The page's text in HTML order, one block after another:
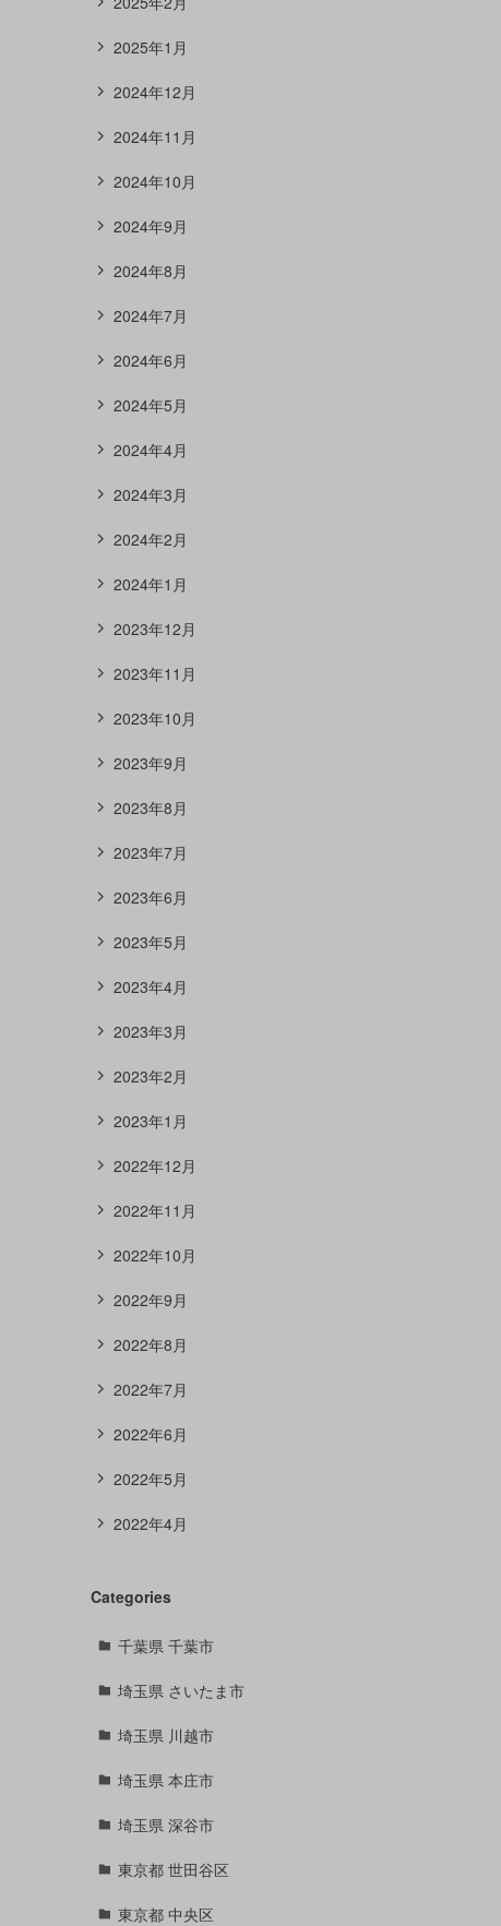
2025年1月
2024年12月
2024年11月
2024年10月
2024年9月
2024年8月
2024年7月
2024年6月
2024年5月
2024年4月
2024年3月
2024年2月
2024年1月
2023年12月
2023年11月
2023年10月
2023年9月
2023年8月
2023年7月
2023年6月
2023年5月
2023年4月
2023年3月
2023年2月
2023年1月
2022年12月
2022年11月
2022年10月
2022年9月
2022年8月
2022年7月
2022年6月
2022年5月
2022年4月
Categories
千葉県 千葉市
埼玉県 さいたま市
埼玉県 川越市
埼玉県 本庄市
埼玉県 深谷市
東京都 世田谷区
東京都 中央区